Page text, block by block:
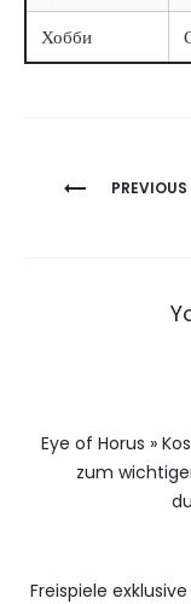
Хобби
Eye of Horus »
zum
Freispiele